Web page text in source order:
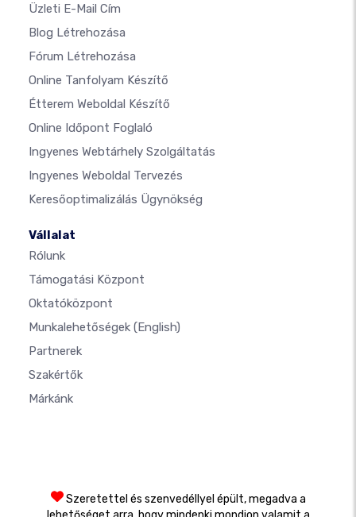
Üzleti E-Mail Cím
Blog Létrehozása
Fórum Létrehozása
Online Tanfolyam Készítő
Étterem Weboldal Készítő
Online Időpont Foglaló
Ingyenes Webtárhely Szolgáltatás
Ingyenes Weboldal Tervezés
Keresőoptimalizálás Ügynökség
Vállalat
Rólunk
Támogatási Központ
Oktatóközpont
Munkalehetőségek (English)
Partnerek
Szakértők
Márkánk
Szeretettel és szenvedéllyel épült, megadva a